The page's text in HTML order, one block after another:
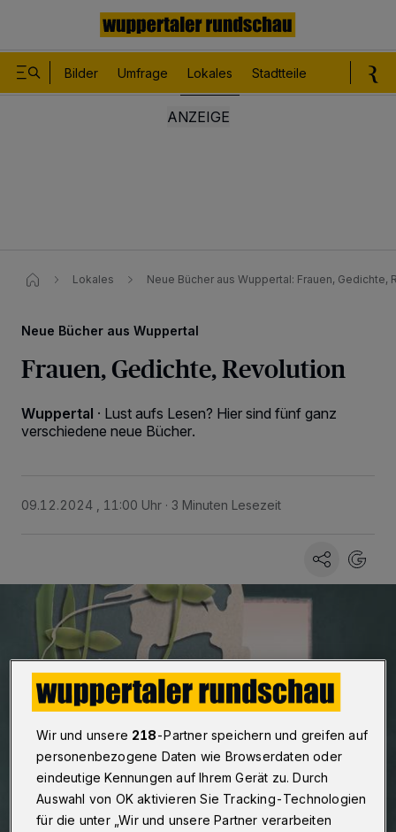
Bilder Umfrage Lokales Stadtteile
Lokales Neue Bücher aus Wuppertal: Frauen, Gedichte,
Neue Bücher aus Wuppertal
Frauen, Gedichte, Revolution
Wuppertal · Lust aufs Lesen? Hier sind fünf ganz
verschiedene neue Bücher.
09.12.2024 , 11:00 Uhr 3 Minuten Lesezeit
Wir und unsere 218-Partner speichern und greifen auf
personenbezogene Daten wie Browserdaten oder
eindeutige Kennungen auf Ihrem Gerät zu. Durch
Auswahl von OK aktivieren Sie Tracking-Technologien
für die unter „Wir und unsere Partner verarbeiten